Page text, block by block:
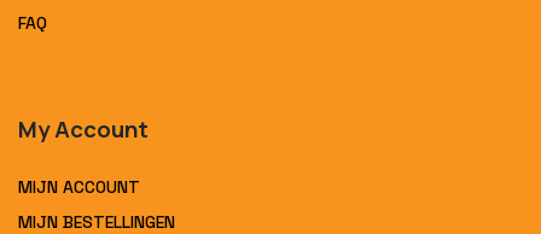
FAQ
My Account
MIJN ACCOUNT
MIJN BESTELLINGEN